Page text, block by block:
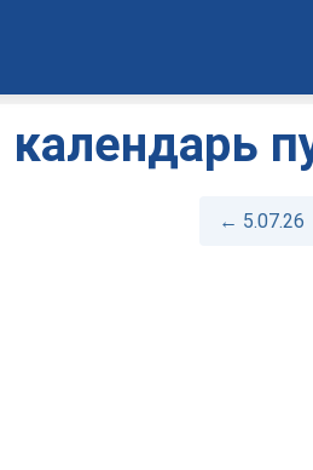
← 5.07.26